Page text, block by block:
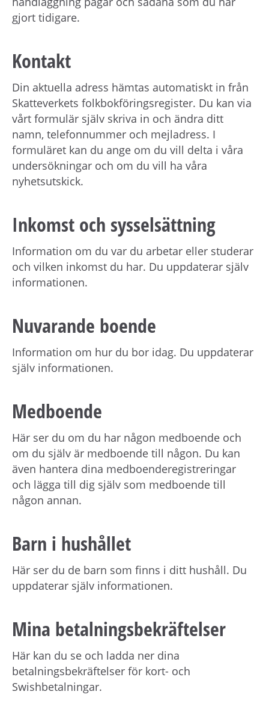
gjort tidigare.
Kontakt
Din aktuella adress hämtas automatiskt in från
Skatteverkets folkbokföringsregister. Du kan via
vårt formulär själv skriva in och ändra ditt
namn, telefonnummer och mejladress. I
formuläret kan du ange om du vill delta i våra
undersökningar och om du vill ha våra
nyhetsutskick.
Inkomst och sysselsättning
Information om du var du arbetar eller studerar
och vilken inkomst du har. Du uppdaterar själv
informationen.
Nuvarande boende
Information om hur du bor idag. Du uppdaterar
själv informationen.
Medboende
Här ser du om du har någon medboende och
om du själv är medboende till någon. Du kan
även hantera dina medboenderegistreringar
och lägga till dig själv som medboende till
någon annan.
Barn i hushållet
Här ser du de barn som finns i ditt hushåll. Du
uppdaterar själv informationen.
Mina betalningsbekräftelser
Här kan du se och ladda ner dina
betalningsbekräftelser för kort- och
Swishbetalningar.